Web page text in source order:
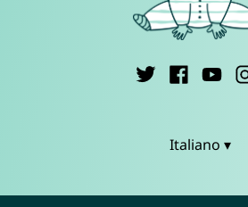
Italiano ▾